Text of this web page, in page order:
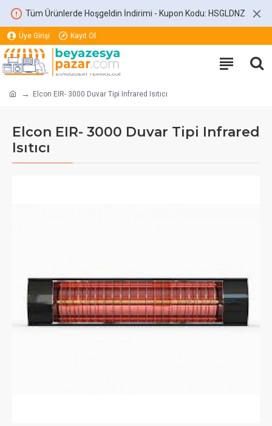
Tüm Ürünlerde Hoşgeldin İndirimi - Kupon Kodu: HSGLDNZ
Üye Girişi Kayıt Ol
Elcon EIR- 3000 Duvar Tipi Infrared Isıtıcı
Elcon EIR- 3000 Duvar Tipi Infrared
Isıtıcı